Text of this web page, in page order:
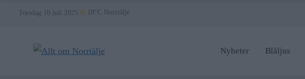
Torsdag 10 juli 2025 18°C Norrtälje
Nyheter Blåljus